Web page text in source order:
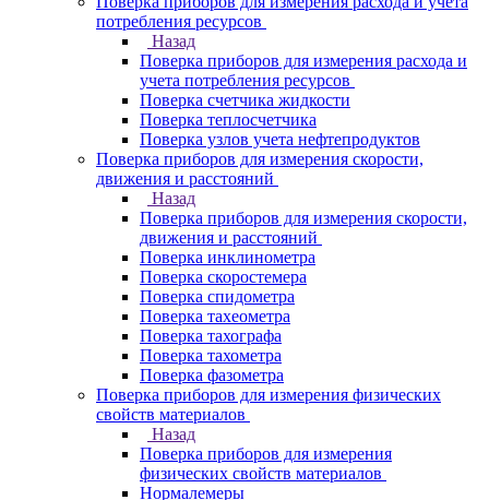
потребления ресурсов
Назад
Поверка приборов для измерения расхода и
учета потребления ресурсов
Поверка счетчика жидкости
Поверка теплосчетчика
Поверка узлов учета нефтепродуктов
Поверка приборов для измерения скорости,
движения и расстояний
Назад
Поверка приборов для измерения скорости,
движения и расстояний
Поверка инклинометра
Поверка скоростемера
Поверка спидометра
Поверка тахеометра
Поверка тахографа
Поверка тахометра
Поверка фазометра
Поверка приборов для измерения физических
свойств материалов
Назад
Поверка приборов для измерения
физических свойств материалов
Нормалемеры